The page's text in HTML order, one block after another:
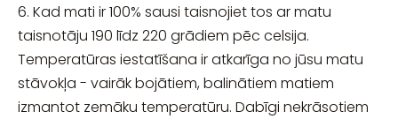
6. Kad mati ir 100% sausi taisnojiet tos ar matu
taisnotāju 190 līdz 220 grādiem pēc celsija.
Temperatūras iestatīšana ir atkarīga no jūsu matu
stāvokļa - vairāk bojātiem, balinātiem matiem
izmantot zemāku temperatūru. Dabīgi nekrāsotiem